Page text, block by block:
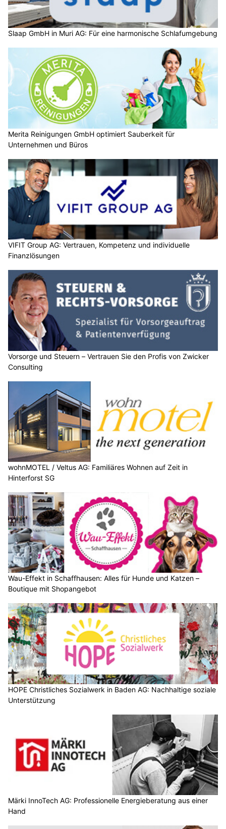
Slaap GmbH in Muri AG: Für eine harmonische Schlafumgebung
Merita Reinigungen GmbH optimiert Sauberkeit für
Unternehmen und Büros
VIFIT Group AG: Vertrauen, Kompetenz und individuelle
Finanzlösungen
Vorsorge und Steuern – Vertrauen Sie den Profis von Zwicker
Consulting
wohnMOTEL / Veltus AG: Familiäres Wohnen auf Zeit in
Hinterforst SG
Wau-Effekt in Schaffhausen: Alles für Hunde und Katzen –
Boutique mit Shopangebot
HOPE Christliches Sozialwerk in Baden AG: Nachhaltige soziale
Unterstützung
Märki InnoTech AG: Professionelle Energieberatung aus einer
Hand